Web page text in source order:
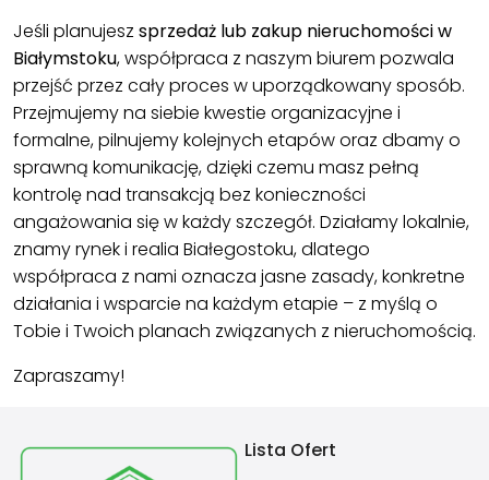
Jeśli planujesz sprzedaż lub zakup nieruchomości w
Białymstoku, współpraca z naszym biurem pozwala
przejść przez cały proces w uporządkowany sposób.
Przejmujemy na siebie kwestie organizacyjne i
formalne, pilnujemy kolejnych etapów oraz dbamy o
sprawną komunikację, dzięki czemu masz pełną
kontrolę nad transakcją bez konieczności
angażowania się w każdy szczegół. Działamy lokalnie,
znamy rynek i realia Białegostoku, dlatego
współpraca z nami oznacza jasne zasady, konkretne
działania i wsparcie na każdym etapie – z myślą o
Tobie i Twoich planach związanych z nieruchomością.
Zapraszamy!
Lista Ofert